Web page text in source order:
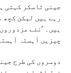
جینی ٹاسکر کہتی
رہے ہیں لیکن کچھ
ہیں۔ ’نئے
چیزیں آہستہ
دوسروں کی طرح